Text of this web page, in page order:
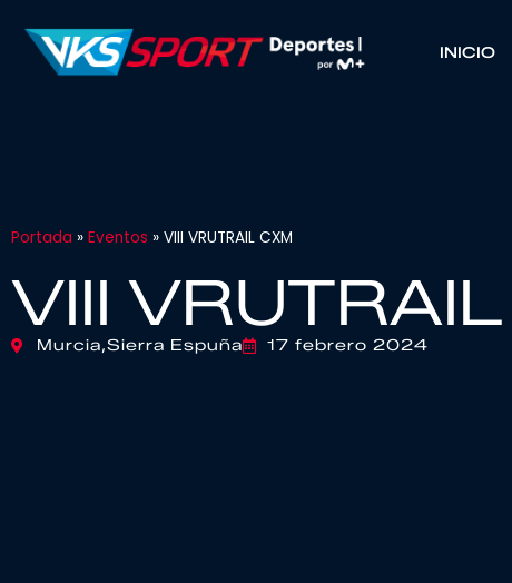
INICIO
Portada » Eventos » VIII VRUTRAIL CXM
VIII
Murcia,Sierra Espuña 17 febrero 2024